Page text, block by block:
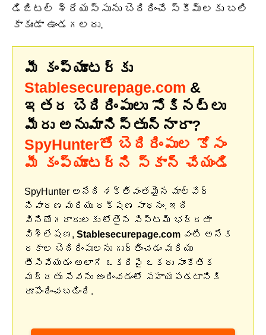
డిజిటల్ శ్రేయస్సును బెదిరించే స్కీమ్‌లకు బలి
కాకుండా ఉండగలరు.
మీ కంప్యూటర్‌కు
Stablesecurepage.com &
ఇతర బెదిరింపులు సోకినట్లు
మీరు అనుమానిస్తున్నారా?
SpyHunterతో బెదిరింపుల కోసం
మీ కంప్యూటర్‌ని స్కాన్ చేయండి
SpyHunter అనేది శక్తివంతమైన మాల్వేర్
నివారణ మరియు రక్షణ సాధనం, ఇది
వినియోగదారులకు లోతైన సిస్టమ్ భద్రతా
విశ్లేషణ, Stablesecurepage.com వంటి అనేక
రకాల బెదిరింపులను గుర్తించడం మరియు
తీసివేయడం అలాగే ఒకరిపై ఒకరు సాంకేతిక
మద్దతు సేవను అందించడంలో సహాయపడటానికి
రూపొందించబడింది.